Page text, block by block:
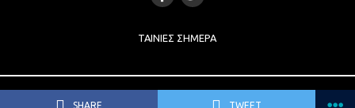
SHARE TWEET
ΤΑΙΝΊΕΣ ΣΉΜΕΡΑ
Copyright © 2017 | Κατασκευή Ιστοσελίδων